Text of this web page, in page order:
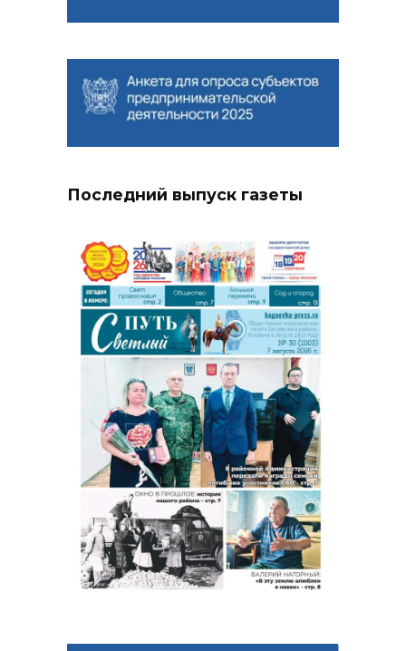
Последний выпуск газеты